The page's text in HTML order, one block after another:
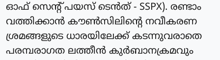
ഓഫ് സെന്റ് പയസ് ടെൻത് - SSPX). രണ്ടാം
വത്തിക്കാൻ കൗൺസിലിന്റെ നവീകരണ
ശ്രമങ്ങളുടെ ധാരയിലേക്ക് കടന്നുവരാതെ
പരമ്പരാഗത ലത്തീൻ കുർബാനക്രമവും